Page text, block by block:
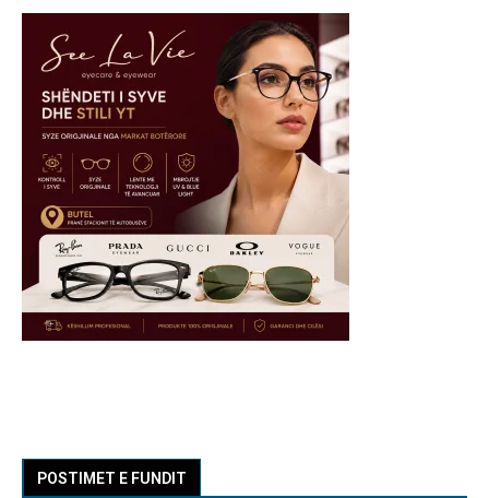
POSTIMET E FUNDIT